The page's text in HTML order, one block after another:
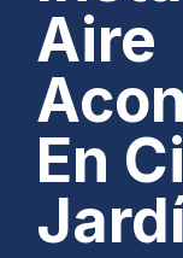
Aire
En